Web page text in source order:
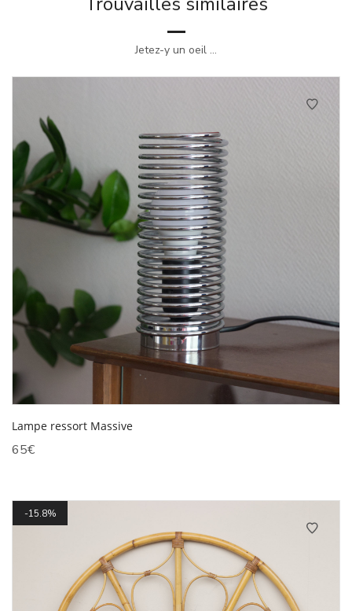
Jetez-y un oeil ...
Lampe ressort Massive
65€
15.8%